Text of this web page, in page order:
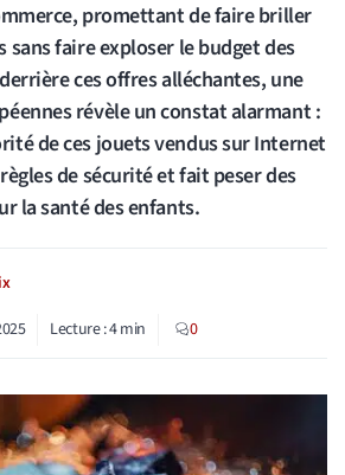
promettant de faire briller
sans faire exploser le budget des
ces offres alléchantes, une
révèle un constat alarmant :
de ces jouets vendus sur Internet
de sécurité et fait peser des
la santé des enfants.
Lecture :4min 0